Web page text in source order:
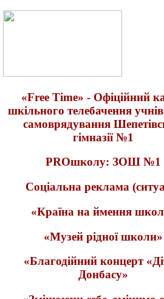
«Free Time» - Офіційний
шкільного телебачення
самоврядування
гімназії №1
PROшколу: ЗОШ №1
Соціальна реклама
«Країна на ймення
«Музей рідної школи»
«Благодійний концерт
Донбасу»